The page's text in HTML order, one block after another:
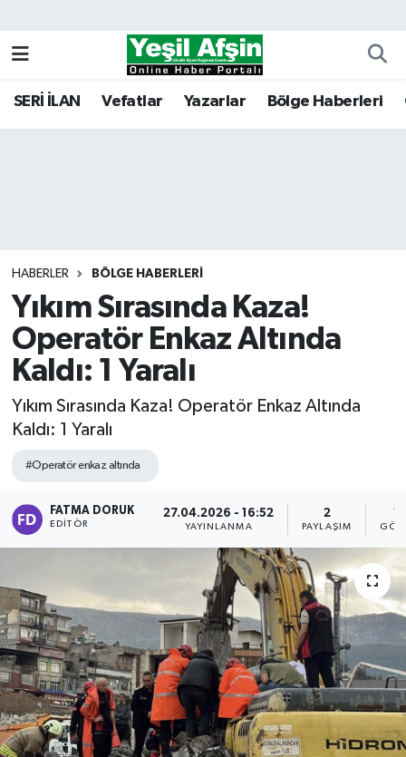
SERİ İLAN Vefatlar Yazarlar Bölge Haberleri
HABERLER BÖLGE HABERLERI
Yıkım Sırasında Kaza!
Operatör Enkaz Altında
Kaldı: 1 Yaralı
Yıkım Sırasında Kaza! Operatör Enkaz Altında
Kaldı: 1 Yaralı
#Operatör enkaz altında
FATMA DORUK
EDITÖR
27.04.2026 - 16:52
YAYINLANMA
2
PAYLAŞIM
Kahramanmaraş Nöbetçi Eczaneler
Tüm Manşetler
Son Dakika Haberleri